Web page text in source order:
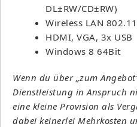
DL±RW/CD±RW)
Wireless LAN
HDMI, VGA, 3x USB
Windows 8 64Bit
Wenn du über „zum
Dienstleistung in Anspruch
eine kleine Provision als
dabei keinerlei Mehrkosten